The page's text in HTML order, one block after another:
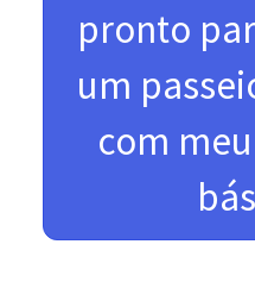
pronto
um
com